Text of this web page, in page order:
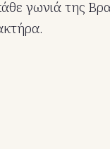
γωνιά της